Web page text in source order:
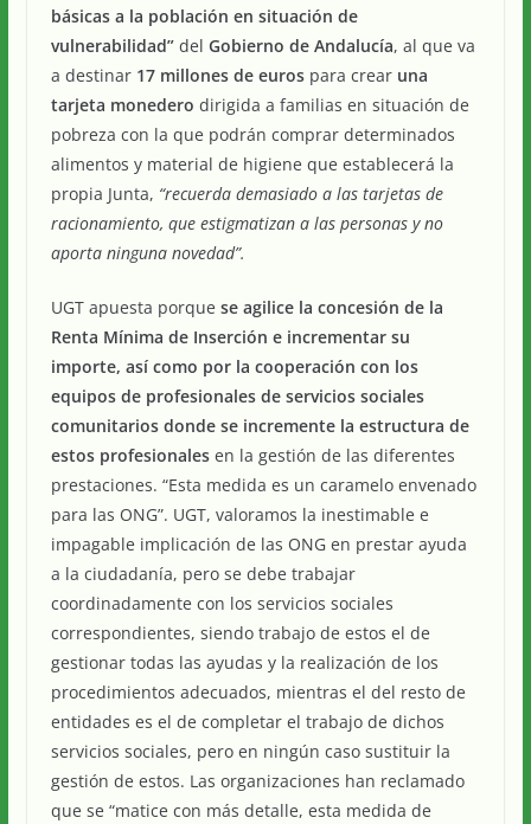
básicas a la población en situación de
vulnerabilidad” del Gobierno de Andalucía, al que va
a destinar 17 millones de euros para crear una
tarjeta monedero dirigida a familias en situación de
pobreza con la que podrán comprar determinados
alimentos y material de higiene que establecerá la
propia Junta, “recuerda demasiado a las tarjetas de
racionamiento, que estigmatizan a las personas y no
aporta ninguna novedad”.
UGT apuesta porque se agilice la concesión de la
Renta Mínima de Inserción e incrementar su
importe, así como por la cooperación con los
equipos de profesionales de servicios sociales
comunitarios donde se incremente la estructura de
estos profesionales en la gestión de las diferentes
prestaciones. “Esta medida es un caramelo envenado
para las ONG”. UGT, valoramos la inestimable e
impagable implicación de las ONG en prestar ayuda
a la ciudadanía, pero se debe trabajar
coordinadamente con los servicios sociales
correspondientes, siendo trabajo de estos el de
gestionar todas las ayudas y la realización de los
procedimientos adecuados, mientras el del resto de
entidades es el de completar el trabajo de dichos
servicios sociales, pero en ningún caso sustituir la
gestión de estos. Las organizaciones han reclamado
que se “matice con más detalle, esta medida de